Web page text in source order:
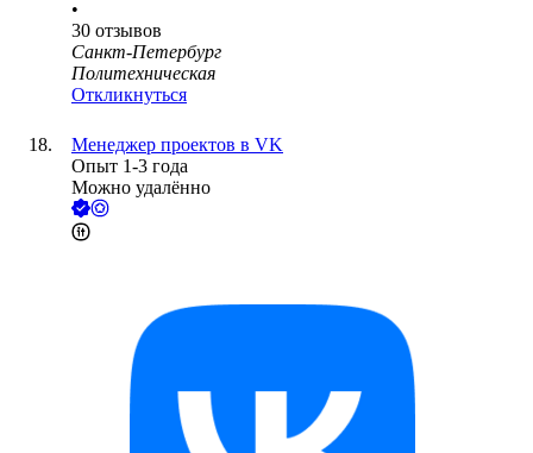
•
30 отзывов
Санкт-Петербург
Политехническая
Откликнуться
Менеджер проектов в VK
Опыт 1-3 года
Можно удалённо